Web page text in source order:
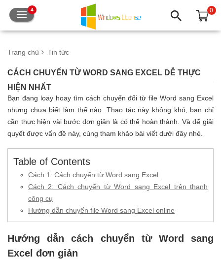
4 0
Trang chủ Tin tức
CÁCH CHUYỂN TỪ WORD SANG EXCEL DỄ THỰC
HIỆN NHẤT
Bạn đang loay hoay tìm cách chuyển đổi từ file Word sang Excel
nhưng chưa biết làm thế nào. Thao tác này không khó, bạn chỉ
cần thực hiện vài bước đơn giản là có thể hoàn thành. Và để giải
quyết được vấn đề này, cùng tham khảo bài viết dưới đây nhé.
Table of Contents
Cách 1: Cách chuyển từ Word sang Excel
Cách 2: Cách chuyển từ Word sang Excel trên thanh
công cụ
Hướng dẫn chuyển file Word sang Excel online
Hướng dẫn cách chuyển từ Word sang
Excel đơn giản